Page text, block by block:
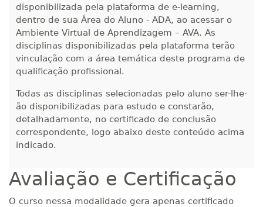
disponibilizada pela plataforma de e-learning,
dentro de sua Área do Aluno - ADA, ao acessar o
Ambiente Virtual de Aprendizagem – AVA. As
disciplinas disponibilizadas pela plataforma terão
vinculação com a área temática deste programa de
qualificação profissional.
Todas as disciplinas selecionadas pelo aluno ser-lhe-
ão disponibilizadas para estudo e constarão,
detalhadamente, no certificado de conclusão
correspondente, logo abaixo deste conteúdo acima
indicado.
Avaliação e Certificação
O curso nessa modalidade gera apenas certificado